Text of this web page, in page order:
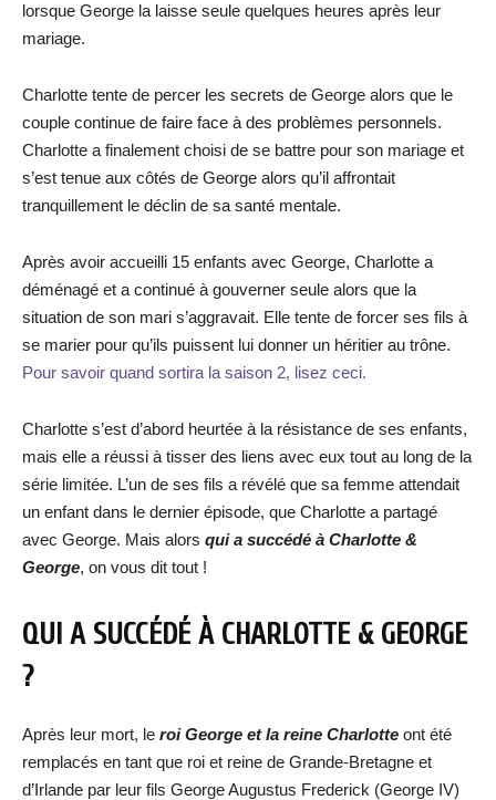
lorsque George la laisse seule quelques heures après leur
mariage.
Charlotte tente de percer les secrets de George alors que le
couple continue de faire face à des problèmes personnels.
Charlotte a finalement choisi de se battre pour son mariage et
s’est tenue aux côtés de George alors qu’il affrontait
tranquillement le déclin de sa santé mentale.
Après avoir accueilli 15 enfants avec George, Charlotte a
déménagé et a continué à gouverner seule alors que la
situation de son mari s’aggravait. Elle tente de forcer ses fils à
se marier pour qu’ils puissent lui donner un héritier au trône.
Pour savoir quand sortira la saison 2, lisez ceci.
Charlotte s’est d’abord heurtée à la résistance de ses enfants,
mais elle a réussi à tisser des liens avec eux tout au long de la
série limitée. L’un de ses fils a révélé que sa femme attendait
un enfant dans le dernier épisode, que Charlotte a partagé
avec George. Mais alors qui a succédé à Charlotte &
George, on vous dit tout !
QUI A SUCCÉDÉ À CHARLOTTE &GEORGE
?
Après leur mort, le roi George et la reine Charlotte ont été
remplacés en tant que roi et reine de Grande-Bretagne et
d’Irlande par leur fils George Augustus Frederick (George IV)